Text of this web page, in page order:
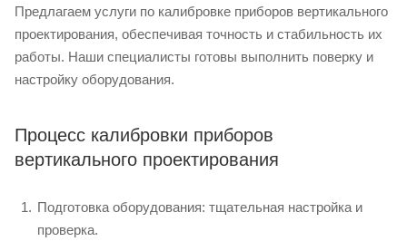
Предлагаем услуги по калибровке приборов вертикального
проектирования, обеспечивая точность и стабильность их
работы. Наши специалисты готовы выполнить поверку и
настройку оборудования.
Процесс калибровки приборов
вертикального проектирования
Подготовка оборудования: тщательная настройка и
проверка.